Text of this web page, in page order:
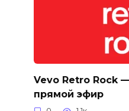
Vevo Retro Rock
прямой эфир